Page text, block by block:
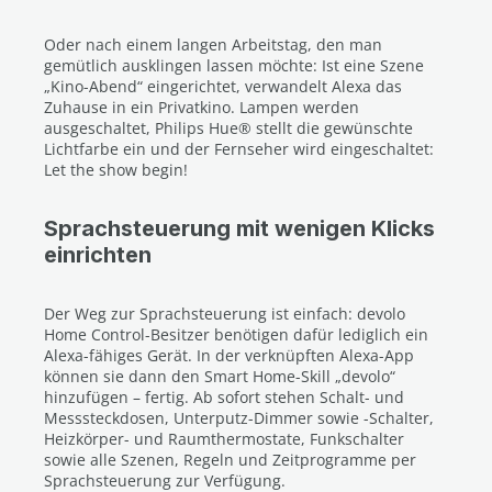
Oder nach einem langen Arbeitstag, den man
gemütlich ausklingen lassen möchte: Ist eine Szene
„Kino-Abend“ eingerichtet, verwandelt Alexa das
Zuhause in ein Privatkino. Lampen werden
ausgeschaltet, Philips Hue® stellt die gewünschte
Lichtfarbe ein und der Fernseher wird eingeschaltet:
Let the show begin!
Sprachsteuerung mit wenigen Klicks
einrichten
Der Weg zur Sprachsteuerung ist einfach: devolo
Home Control-Besitzer benötigen dafür lediglich ein
Alexa-fähiges Gerät. In der verknüpften Alexa-App
können sie dann den Smart Home-Skill „devolo“
hinzufügen – fertig. Ab sofort stehen Schalt- und
Messsteckdosen, Unterputz-Dimmer sowie -Schalter,
Heizkörper- und Raumthermostate, Funkschalter
sowie alle Szenen, Regeln und Zeitprogramme per
Sprachsteuerung zur Verfügung.